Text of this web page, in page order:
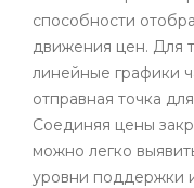
способности
движения цен. Для
линейные графики
отправная точка
Соединяя цены
можно легко
уровни поддержки